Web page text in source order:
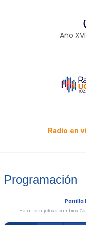
Año
Radio en
Programación
Parrilla
Horarios sujetos a cambios.